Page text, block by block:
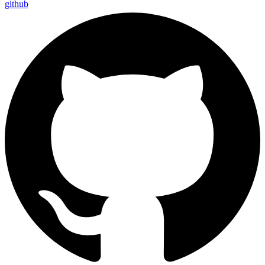
github